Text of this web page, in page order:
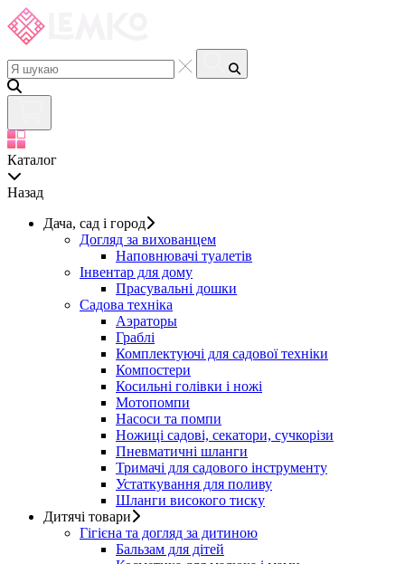
Каталог
Назад
Дача, сад і город
Догляд за вихованцем
Наповнювачі туалетів
Інвентар для дому
Прасувальні дошки
Садова техніка
Аэраторы
Граблі
Комплектуючі для садової техніки
Компостери
Косильні голівки і ножі
Мотопомпи
Насоси та помпи
Ножиці садові, секатори, сучкорізи
Пневматичні шланги
Тримачі для садового інструменту
Устаткування для поливу
Шланги високого тиску
Дитячі товари
Гігієна та догляд за дитиною
Бальзам для дітей